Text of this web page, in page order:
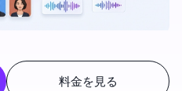
料金を見る